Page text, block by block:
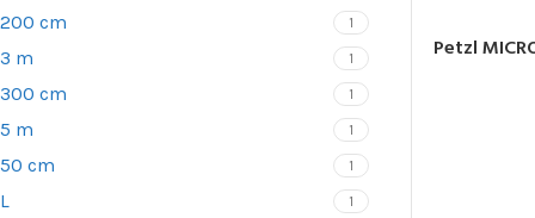
de tracción
200 cm 1
3 m 1
300 cm 1
5 m 1
50 cm 1
L 1
Petzl